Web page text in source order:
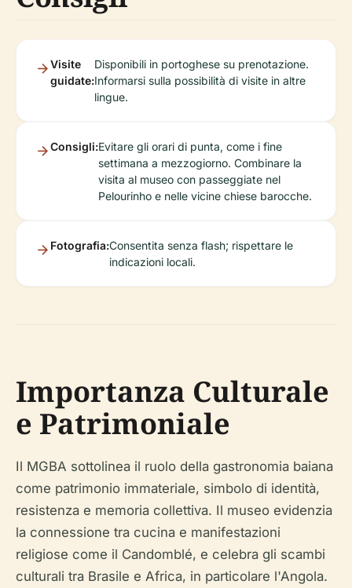
Visite
guidate:
Disponibili in portoghese su prenotazione.
Informarsi sulla possibilità di visite in altre
lingue.
Consigli:Evitare gli orari di punta, come i fine
settimana a mezzogiorno. Combinare la
visita al museo con passeggiate nel
Pelourinho e nelle vicine chiese barocche.
Fotografia:Consentita senza flash; rispettare le
indicazioni locali.
Importanza Culturale
e Patrimoniale
Il MGBA sottolinea il ruolo della gastronomia baiana
come patrimonio immateriale, simbolo di identità,
resistenza e memoria collettiva. Il museo evidenzia
la connessione tra cucina e manifestazioni
religiose come il Candomblé, e celebra gli scambi
culturali tra Brasile e Africa, in particolare l'Angola.